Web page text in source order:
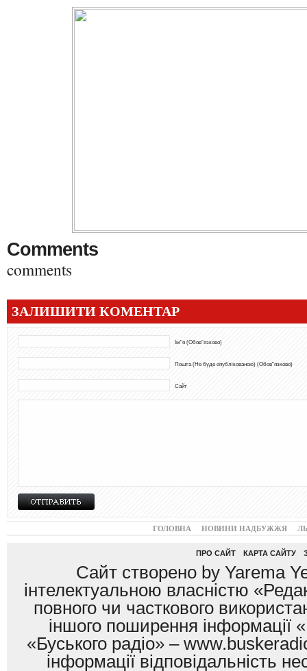
Comments
comments
ЗАЛИШИТИ КОМЕНТАР
Ім"я (Обов"язково)
Пошта (Не буде опублікованою) (Обов"язково)
Сайт
ГОЛОВНА НОВИНИ НАДБУЖЖЯ
ПРО САЙТ КАРТА САЙТУ
Сайт створено by Yarema
інтелектуальною власністю
повного чи часткового
іншого поширення інформації
«Буського радіо» –
інформації